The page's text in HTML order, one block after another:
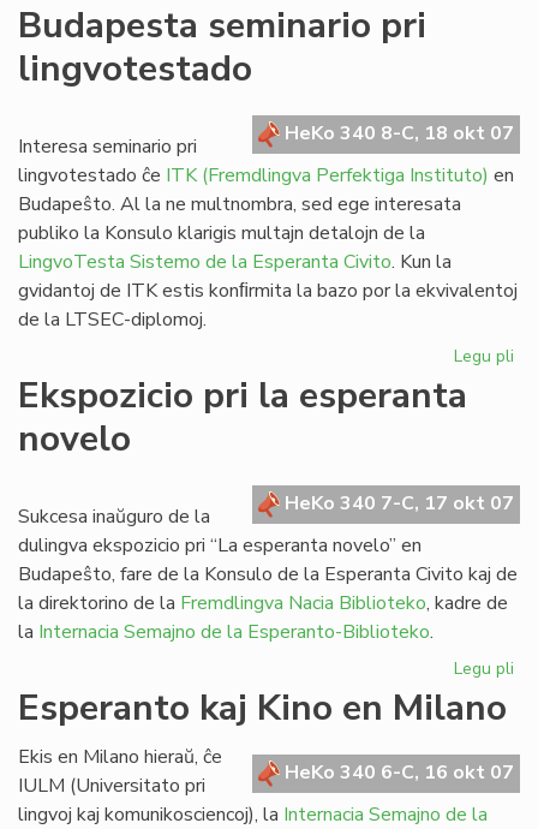
Budapesta seminario pri
lingvotestado
HeKo 340 8-C, 18 okt 07
Interesa seminario pri
lingvotestado ĉe ITK (Fremdlingva Perfektiga Instituto) en
Budapeŝto. Al la ne multnombra, sed ege interesata
publiko la Konsulo klarigis multajn detalojn de la
LingvoTesta Sistemo de la Esperanta Civito. Kun la
gvidantoj de ITK estis konﬁrmita la bazo por la ekvivalentoj
de la LTSEC-diplomoj.
Legu pli
Ekspozicio pri la esperanta
novelo
HeKo 340 7-C, 17 okt 07
Sukcesa inaŭguro de la
dulingva ekspozicio pri “La esperanta novelo” en
Budapeŝto, fare de la Konsulo de la Esperanta Civito kaj de
la direktorino de la Fremdlingva Nacia Biblioteko, kadre de
la Internacia Semajno de la Esperanto-Biblioteko.
Legu pli
Esperanto kaj Kino en Milano
HeKo 340 6-C, 16 okt 07
Ekis en Milano hieraŭ, ĉe
IULM (Universitato pri
lingvoj kaj komunikosciencoj), la Internacia Semajno de la